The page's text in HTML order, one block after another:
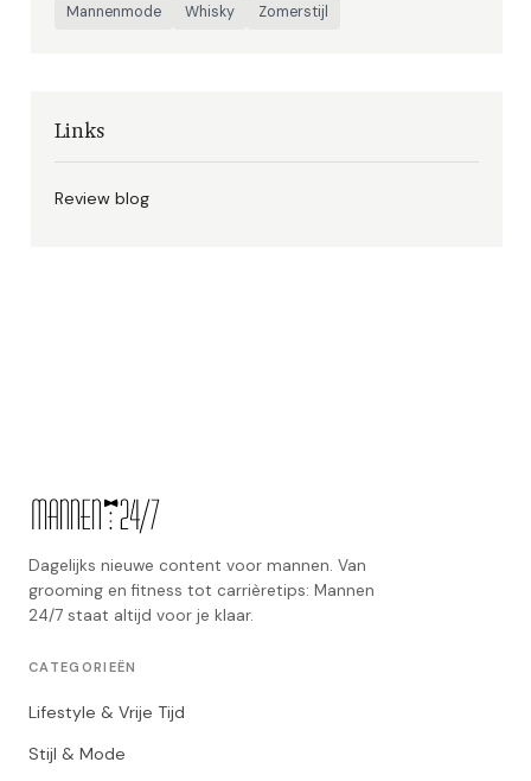
Mannenmode Whisky Zomerstijl
Links
Review blog
Dagelijks nieuwe content voor mannen. Van
grooming en fitness tot carrièretips: Mannen
24/7 staat altijd voor je klaar.
CATEGORIEËN
Lifestyle & Vrije Tijd
Stijl & Mode